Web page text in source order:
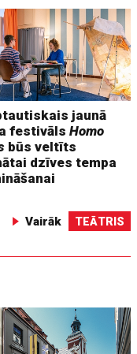
jaunā
festivālsHomo
būs veltīts
dzīves tempa
Vairāk TEĀTRIS